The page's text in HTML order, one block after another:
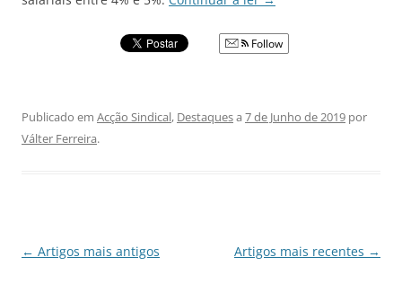
Follow
Publicado em Acção Sindical, Destaquesa 7 de Junho de 2019 por
Válter Ferreira.
Navegação
← Artigos mais antigos Artigos mais recentes →